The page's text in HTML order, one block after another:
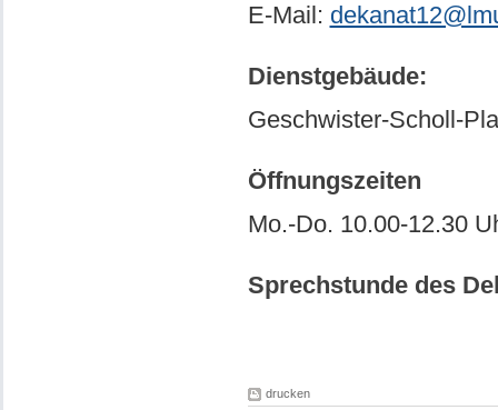
E-Mail:
Dienstgebäude:
Geschwister-Scholl-
Öffnungszeiten
Mo.-Do. 10.00-12.30
Sprechstunde des
drucken